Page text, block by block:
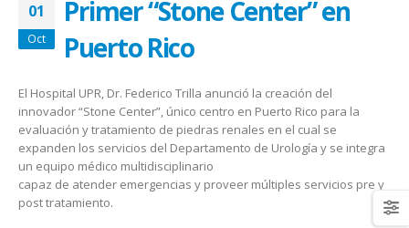
01
Oct
Primer “Stone Center” en
Puerto Rico
El Hospital UPR, Dr. Federico Trilla anunció la creación del
innovador “Stone Center”, único centro en Puerto Rico para la
evaluación y tratamiento de piedras renales en el cual se
expanden los servicios del Departamento de Urología y se integra
un equipo médico multidisciplinario
capaz de atender emergencias y proveer múltiples servicios pre y
post tratamiento.
abrazar la salud oncológica
May 28, 2026